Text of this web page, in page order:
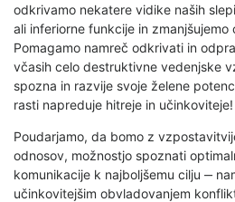
odkrivamo nekatere vidike naših
ali inferiorne funkcije in zmanjšujemo
Pomagamo namreč odkrivati in
včasih celo destruktivne vedenjske
spozna in razvije svoje želene
rasti napreduje hitreje in učinkoviteje!
Poudarjamo, da bomo z
odnosov, možnostjo spoznati
komunikacije k najboljšemu cilju ‒
učinkovitejšim obvladovanjem